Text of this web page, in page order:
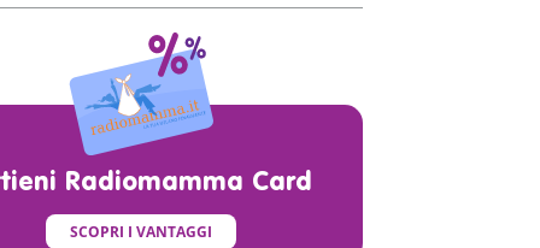
Radiomamma Card
SCOPRI I VANTAGGI